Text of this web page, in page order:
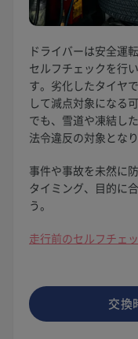
ドライバーは安全運
セルフチェックを行
す。劣化したタイヤ
して減点対象になる
でも、雪道や凍結し
法令違反の対象となり
事件や事故を未然に
タイミング、目的に
う。
走行前のセルフチェ
交換